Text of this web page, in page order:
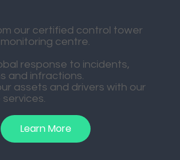
Learn More
our certified control tower
centre.​
response to incidents,
and infractions.
assets and drivers with our